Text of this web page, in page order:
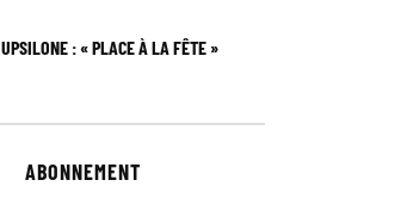
UPSILONE : « PLACE À LA FÊTE »
ABONNEMENT